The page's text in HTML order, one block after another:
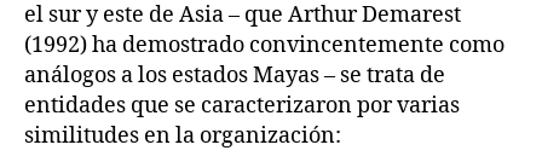
el sur y este de Asia – que Arthur Demarest
(1992) ha demostrado convincentemente como
análogos a los estados Mayas – se trata de
entidades que se caracterizaron por varias
similitudes en la organización: